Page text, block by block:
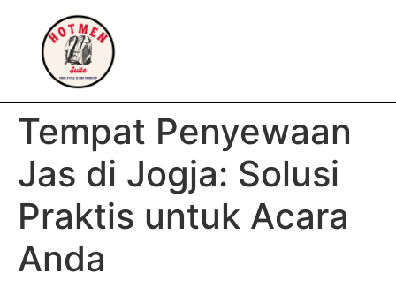
Tempat Penyewaan
Jas di Jogja: Solusi
Praktis untuk Acara
Anda